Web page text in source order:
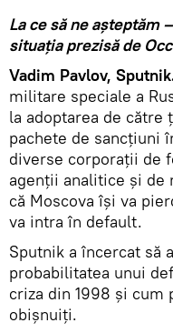
La ce să ne așteptăm
situația prezisă de
Vadim Pavlov,
militare speciale a
la adoptarea de
pachete de sancțiuni
diverse corporații de
agenții analitice și de
că Moscova își va
va intra în default.
Sputnik a încercat să
probabilitatea unui
criza din 1998 și cum
obișnuiți.